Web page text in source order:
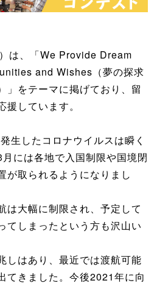
は、「We Provide Dream
and Wishes（夢の探求
」をテーマに掲げており、留
しています。
生したコロナウイルスは瞬く
には各地で入国制限や国境閉
が取られるようになりまし
は大幅に制限され、予定して
てしまったという方も沢山い
しはあり、最近では渡航可能
てきました。今後2021年に向